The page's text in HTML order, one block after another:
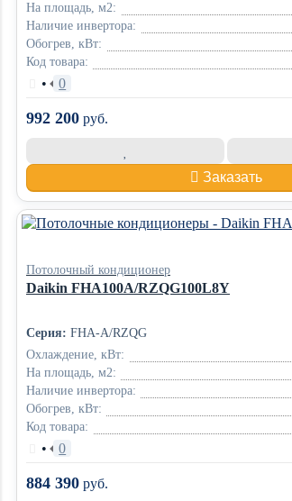
На площадь, м2:
Наличие инвертора:
Обогрев, кВт:
Код товара:
• 0
992 200 руб.
Заказать
Потолочный кондиционер
Daikin FHA100A/RZQG100L8Y
Серия: FHA-A/RZQG
Охлаждение, кВт:
На площадь, м2:
Наличие инвертора:
Обогрев, кВт:
Код товара:
• 0
884 390 руб.